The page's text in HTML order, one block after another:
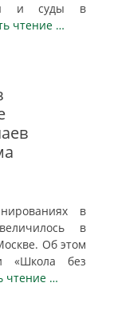
и суды в
чтение …
в
в
Об этом
«Школа без
чтение …